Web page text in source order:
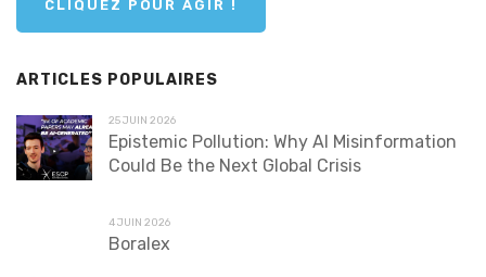
CLIQUEZ POUR AGIR !
ARTICLES POPULAIRES
25 JUIN 2026
Epistemic Pollution: Why AI Misinformation
Could Be the Next Global Crisis
4 JUIN 2026
Boralex